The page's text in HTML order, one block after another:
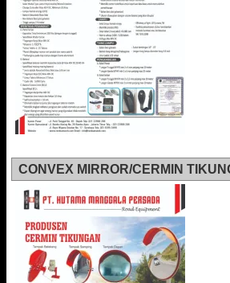
CONVEX MIRROR/CERMIN